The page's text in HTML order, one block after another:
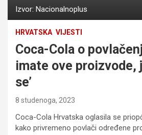
Izvor: Nacionalnoplus
HRVATSKA VIJESTI
Coca-Cola o
imate ove proizvode,
se’
8 studenoga, 2023
Coca-Cola Hrvatska oglasila se
kako privremeno povlači određene